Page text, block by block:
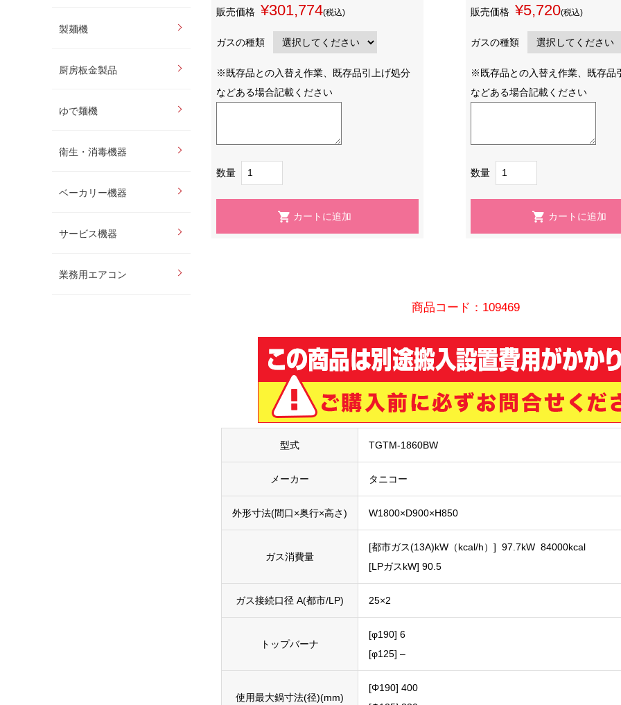
製麺機
厨房板金製品
ゆで麺機
衛生・消毒機器
ベーカリー機器
サービス機器
業務用エアコン
販売価格 ¥301,774(税込)
ガスの種類
※既存品との入替え作業、既存品引上げ処分
などある場合記載ください
数量
販売価格 ¥5,720(税込)
ガスの種類
※既存品との入替え作業、既存品
などある場合記載ください
数量
商品コード：109469
型式 TGTM-1860BW
メーカー タニコー
外形寸法(間口×奥行×高さ) W1800×D900×H850
ガス消費量
[都市ガス(13A)kW（kcal/h）] 97.7kW 84000kcal
[LPガスkW] 90.5
ガス接続口径 A(都市/LP) 25×2
トップバーナ
[φ190] 6
[φ125] –
使用最大鍋寸法(径)(mm)
[Φ190] 400